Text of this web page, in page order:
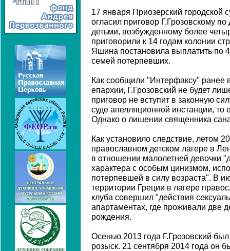
17 января Приозерский городской
огласил приговор Г.Грозовскому по
детьми, возбужденному более
приговорили к 14 годам колонии
Яшина постановила выплатить по
семей потерпевших.
Как сообщили "Интерфаксу" ранее
епархии, Г.Грозовский не будет
приговор не вступит в законную
суде апелляционной инстанции, то
Однако о лишении священника
Как установило следствие, летом
православном детском лагере в
в отношении малолетней девочки
характера с особым цинизмом,
потерпевшей в силу возраста". В
территории Греции в лагере
клуба совершил "действия
апартаментах, где проживали две
рождения.
Осенью 2013 года Г.Грозовский
розыск. 21 сентября 2014 года он